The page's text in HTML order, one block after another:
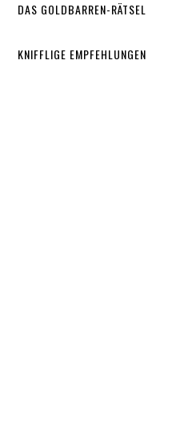
DAS GOLDBARREN-RÄTSEL
KNIFFLIGE EMPFEHLUNGEN